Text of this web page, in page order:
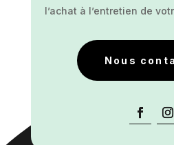
l’achat à l’entretien de
Nous